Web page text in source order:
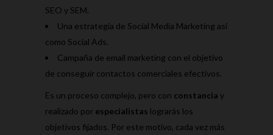
SEO y SEM.
Una estrategia de Social Media Marketing así
como Social Ads.
Campaña de email marketing con el objetivo
de conseguir contactos comerciales efectivos.
Es un proceso complejo, pero con constancia y
realizado por especialistas lograrás los
objetivos fijados. Por este motivo, cada vez más